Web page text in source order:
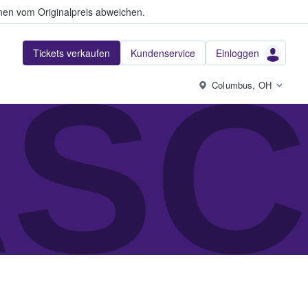
vom Originalpreis abweichen.
Tickets verkaufen Kundenservice Einloggen
Columbus, OH